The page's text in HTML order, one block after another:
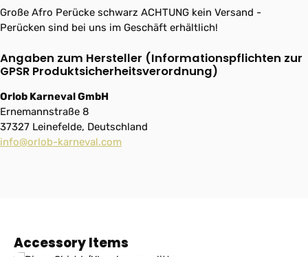
Große Afro Perücke schwarz ACHTUNG kein Versand -
Perücken sind bei uns im Geschäft erhältlich!
Angaben zum Hersteller (Informationspflichten zur
GPSR Produktsicherheitsverordnung)
Orlob Karneval GmbH
Ernemannstraße 8
37327 Leinefelde, Deutschland
info@orlob-karneval.com
Produktgalerie überspringen
Accessory Items